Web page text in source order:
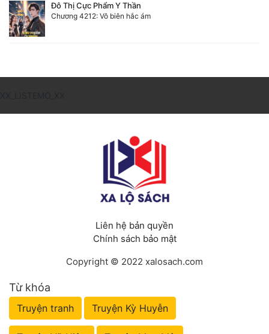
Đô Thị Cực Phẩm Y Thần
Chương 4212: Vô biên hắc ám
Liên hệ bản quyền
Chính sách bảo mật
Copyright © 2022 xalosach.com
Từ khóa
Truyện tranh Truyện Kỳ Huyễn